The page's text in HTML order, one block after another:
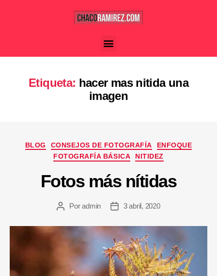
Etiqueta: hacer mas nitida una
imagen
BLOG CONSEJOS DE FOTOGRAFÍA
ENFOQUE
FOTOGRAFÍA BÁSICA
NITIDEZ
Fotos más nítidas
Poradmin 3 abril, 2020